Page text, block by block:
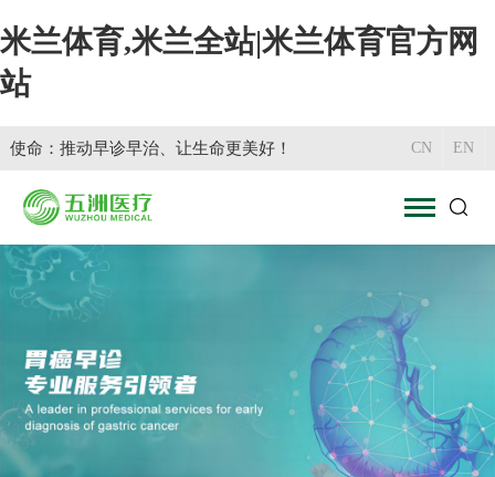
米兰体育,米兰全站|米兰体育官方网
站
使命：推动早诊早治、让生命更美好！ CN EN